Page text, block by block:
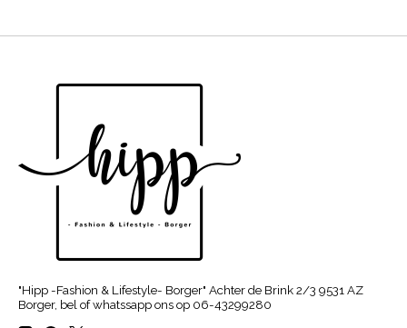
"Hipp -Fashion & Lifestyle- Borger" Achter de Brink 2/3 9531 AZ
Borger, bel of whatssapp ons op 06-43299280